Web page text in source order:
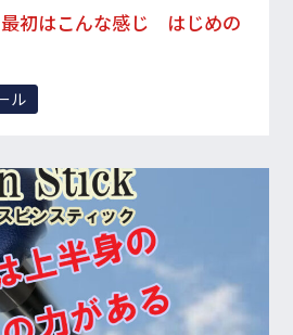
初はこんな感じ はじめの
ル